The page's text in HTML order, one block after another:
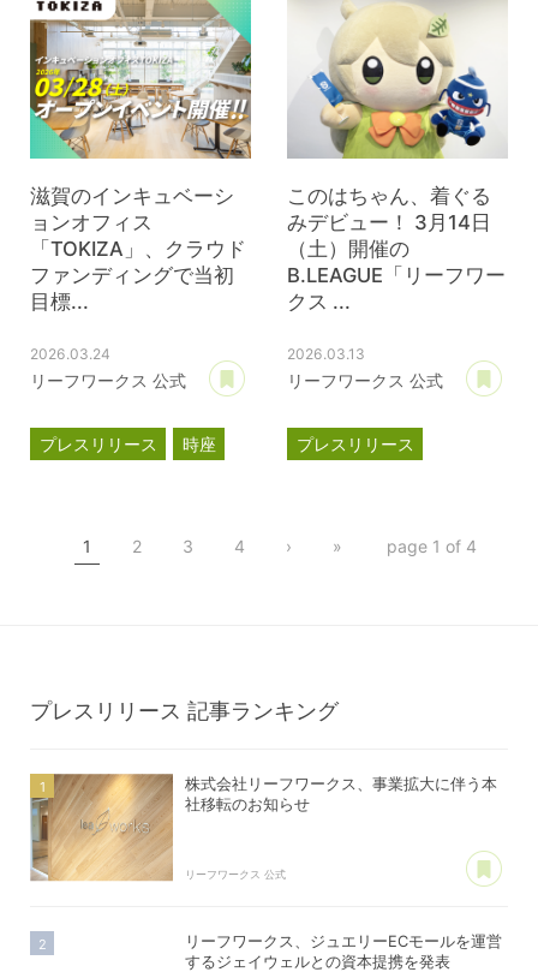
インキュベーション
滋賀のインキュベーシ
ョンオフィス
「TOKIZA」、クラウド
ファンディングで当初
目標...
2026.03.24
リーフワークス 公式
あとで読む
プレスリリース
時座
クラウドファンディング
このはちゃん、着ぐる
みデビュー！ 3月14日
（土）開催の
B.LEAGUE「リーフワー
クス ...
2026.03.13
リーフワークス 公式
プレスリリース
1
2 3 4 › » page 1 of 4
プレスリリース 記事ランキング
株式会社リーフワークス、事業拡大に伴う本
社移転のお知らせ
リーフワークス 公式
リーフワークス、ジュエリーECモールを運営
するジェイウェルとの資本提携を発表